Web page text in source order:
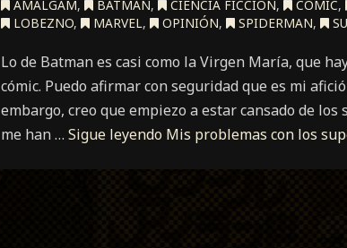
AMALGAM, BATMAN, CIENCIA FICCIÓN, CÓMIC,
LOBEZNO, MARVEL, OPINIÓN, SPIDERMAN,
Lo de Batman es casi como la Virgen María, que
cómic. Puedo afirmar con seguridad que es mi
embargo, creo que empiezo a estar cansado de
me han … Sigue leyendo Mis problemas con los